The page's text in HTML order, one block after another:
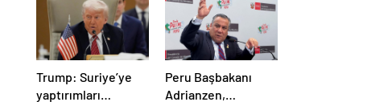
Trump: Suriye’ye
yaptırımları
Peru Başbakanı
Adrianzen,